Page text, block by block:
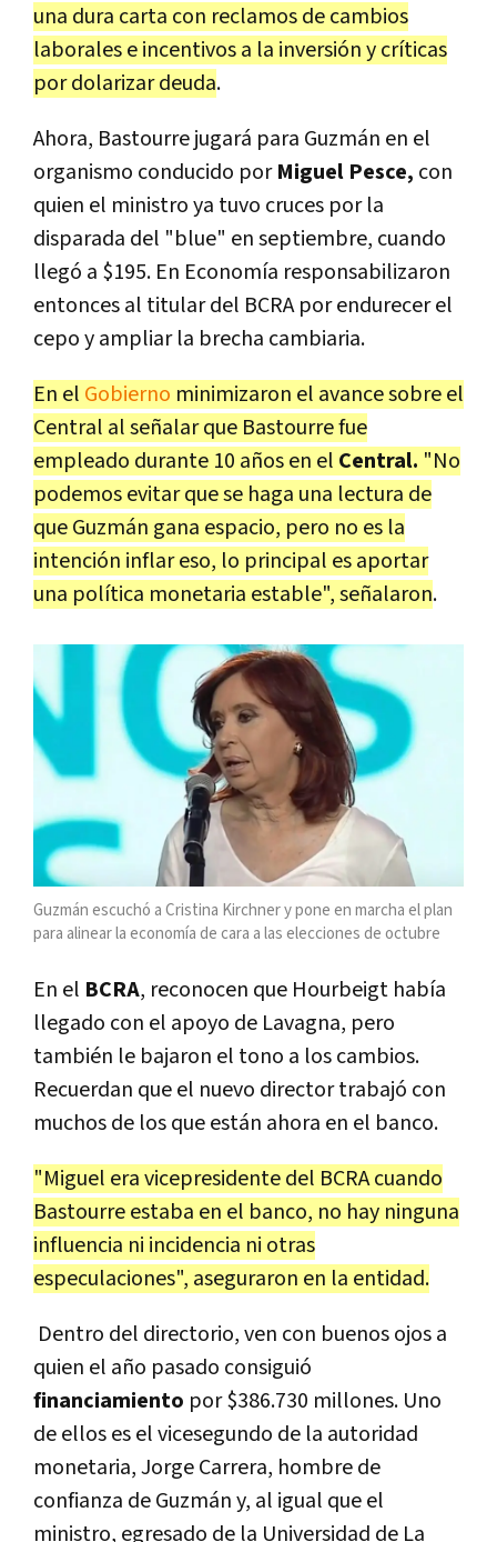
una dura carta con reclamos de cambios
laborales e incentivos a la inversión y críticas
por dolarizar deuda.
Ahora, Bastourre jugará para Guzmán en el
organismo conducido porMiguel Pesce, con
quien el ministro ya tuvo cruces por la
disparada del "blue" en septiembre, cuando
llegó a $195. En Economía responsabilizaron
entonces al titular del BCRA por endurecer el
cepo y ampliar la brecha cambiaria.
En el Gobierno minimizaron el avance sobre el
Central al señalar que Bastourre fue
empleado durante 10 años en el Central. "No
podemos evitar que se haga una lectura de
que Guzmán gana espacio, pero no es la
intención inflar eso, lo principal es aportar
una política monetaria estable", señalaron.
Guzmán escuchó a Cristina Kirchner y pone en marcha el plan
para alinear la economía de cara a las elecciones de octubre
En el BCRA, reconocen que Hourbeigt había
llegado con el apoyo de Lavagna, pero
también le bajaron el tono a los cambios.
Recuerdan que el nuevo director trabajó con
muchos de los que están ahora en el banco.
"Miguel era vicepresidente del BCRA cuando
Bastourre estaba en el banco, no hay ninguna
influencia ni incidencia ni otras
especulaciones", aseguraron en la entidad.
Dentro del directorio, ven con buenos ojos a
quien el año pasado consiguió
financiamiento por $386.730 millones. Uno
de ellos es el vicesegundo de la autoridad
monetaria, Jorge Carrera, hombre de
confianza de Guzmán y, al igual que el
ministro, egresado de la Universidad de La